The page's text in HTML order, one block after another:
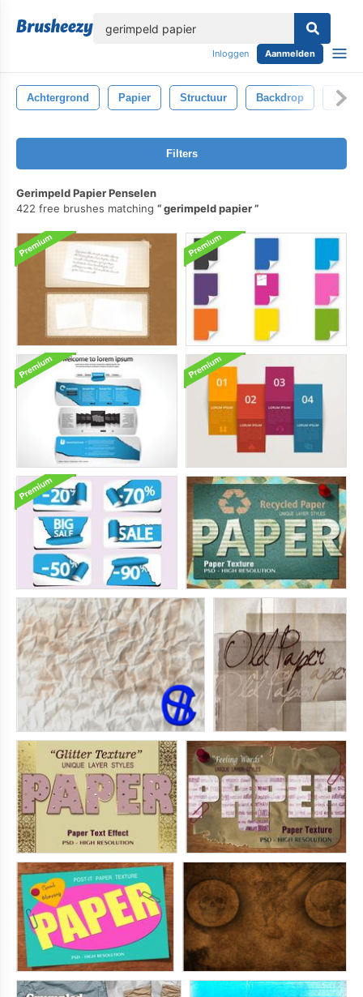
Inloggen Aanmelden
Achtergrond Papier Structuur Backdrop Grijs
Filters
Gerimpeld Papier Penselen
422 free brushes matching
gerimpeld papier